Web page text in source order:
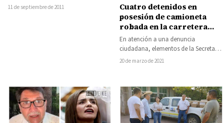
conservación de…
11 de septiembre de 2011
Cuatro detenidos en
posesión de camioneta
robada en la carretera
Tacámbaro a Villa Madero
En atención a una denuncia
ciudadana, elementos de la Secretaría
de Seguridad Pública (SSP),
20 de marzo de 2021